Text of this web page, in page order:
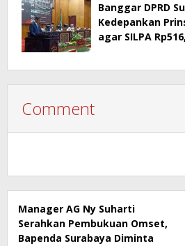
Banggar DPRD
Kedepankan
agar SILPA
Comment
Manager AG Ny Suharti
Serahkan Pembukuan Omset,
Bapenda Surabaya Diminta